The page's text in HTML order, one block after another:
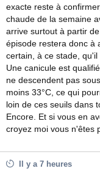
exacte reste à
chaude de la semaine
arrive surtout à partir
épisode restera donc à
certain, à ce stade,
Une canicule est
ne descendent pas
moins 33°C, ce qui
loin de ces seuils dans
Encore. Et si vous en
croyez moi vous n'êtes
Il y a 7 heures